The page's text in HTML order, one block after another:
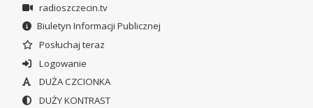
radioszczecin.tv
Biuletyn Informacji Publicznej
Posłuchaj teraz
Logowanie
DUŻA CZCIONKA
DUŻY KONTRAST